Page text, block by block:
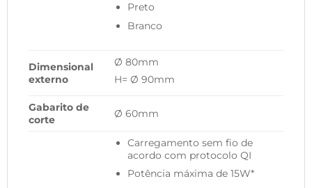
Preto
Branco
Dimensional
externo
Ø 80mm
H= Ø 90mm
Gabarito de
corte
Ø 60mm
Carregamento sem fio de
acordo com protocolo QI
Potência máxima de 15W*